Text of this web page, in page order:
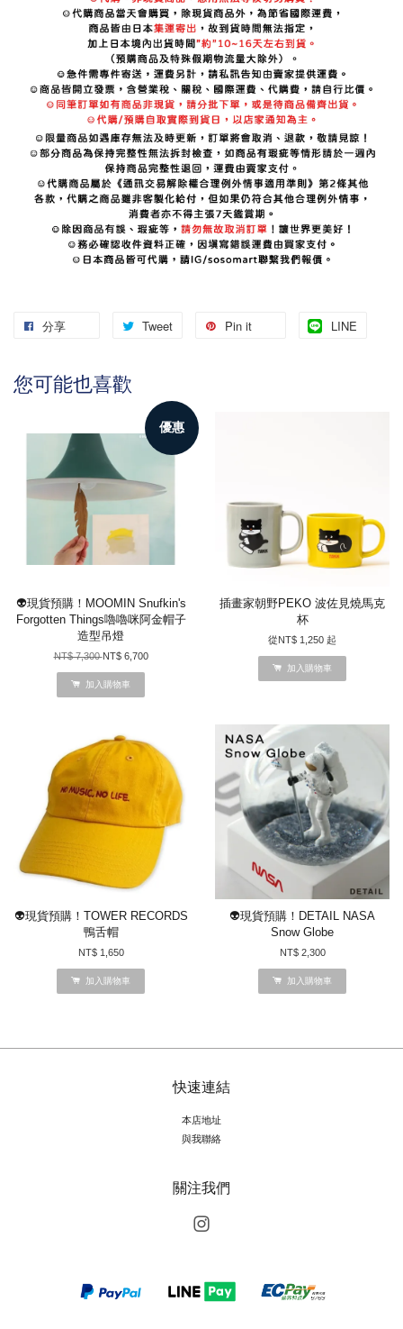
分享 Tweet Pin it LINE
您可能也喜歡
優惠
👽現貨預購！MOOMIN Snufkin's
Forgotten Things嚕嚕咪阿金帽子
造型吊燈
NT$ 7,300NT$ 6,700
加入購物車
插畫家朝野PEKO 波佐見燒馬克
杯
從NT$ 1,250 起
加入購物車
👽現貨預購！TOWER RECORDS
鴨舌帽
NT$ 1,650
加入購物車
👽現貨預購！DETAIL NASA
Snow Globe
NT$ 2,300
加入購物車
快速連結
本店地址
與我聯絡
關注我們